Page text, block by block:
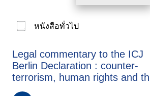
หนังสือทั่วไป
Legal commentary to the ICJ
Berlin Declaration : counter-
terrorism, human rights and
rule of law